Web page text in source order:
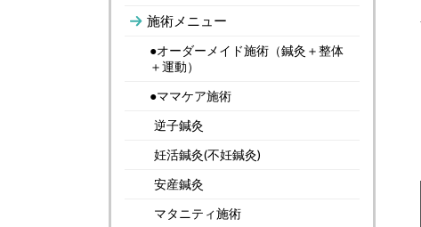
施術メニュー
●オーダーメイド施術（鍼灸＋整体
＋運動）
●ママケア施術
逆子鍼灸
妊活鍼灸(不妊鍼灸)
安産鍼灸
マタニティ施術